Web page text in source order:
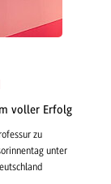
voller Erfolg
zu
unter